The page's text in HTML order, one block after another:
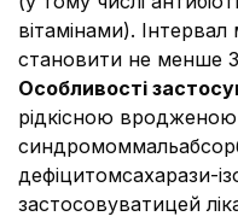
вітамінами).
становити не менше
Особливості
рідкісною
дефіцитомсахарази-
застосовуватицей